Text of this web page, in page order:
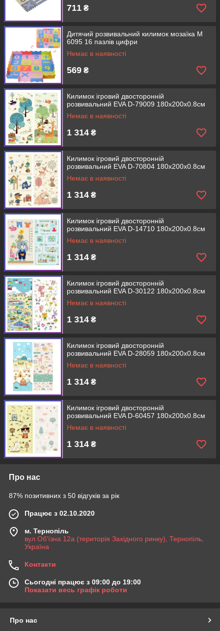
711 ₴
Дитячий розвивальний килимок мозаїка M
6095 16 пазлів цифри
Немає в наявності
569 ₴
Килимок ігровий двосторонній
розвивальний EVA D-79009 180х200х0.8см
Немає в наявності
1 314 ₴
Килимок ігровий двосторонній
розвивальний EVA D-70804 180х200х0.8см
Немає в наявності
1 314 ₴
Килимок ігровий двосторонній
розвивальний EVA D-14710 180х200х0.8см
Немає в наявності
1 314 ₴
Килимок ігровий двосторонній
розвивальний EVA D-30122 180х200х0.8см
Немає в наявності
1 314 ₴
Килимок ігровий двосторонній
розвивальний EVA D-28059 180х200х0.8см
Немає в наявності
1 314 ₴
Килимок ігровий двосторонній
розвивальний EVA D-60457 180х200х0.8см
Немає в наявності
1 314 ₴
Про нас
87% позитивних з 50 відгуків за рік
Працює з 02.10.2020
м. Тернопіль
вул Об'їзна 12а (територія Західного ринку), Тернопіль,
Україна
Контакти
Сьогодні працює з 09:00 до 19:00
Показати весь графік роботи
Про нас